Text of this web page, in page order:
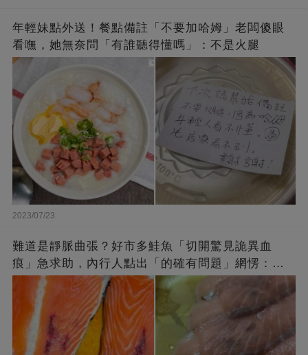
年輕妹點外送！餐點備註「不要加哈姆」老闆傻眼
看嘸，她無奈問「有誰聽得懂嗎」：不是火腿
2023/07/23
難道是靜脈曲張？好市多鮭魚「切開驚見詭異血
痕」急求助，內行人點出「的確有問題」網愣：不
退貨照吃